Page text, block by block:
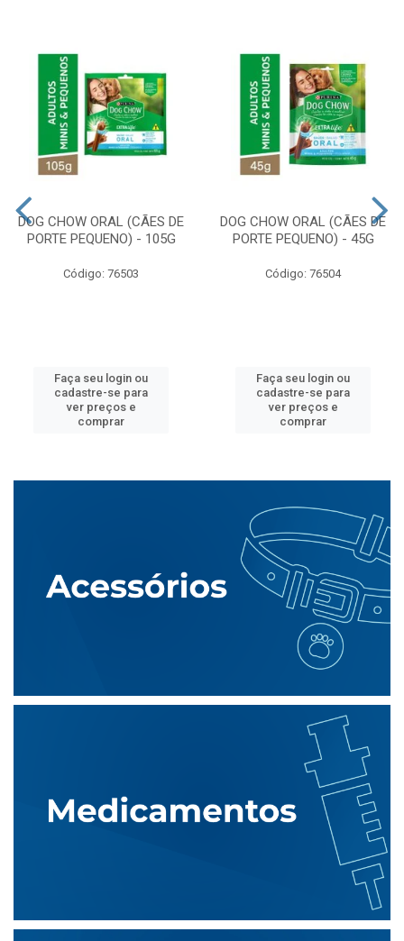
DOG CHOW ORAL (CÃES DE
PORTE PEQUENO) - 105G
Código: 76503
Faça seu login ou
cadastre-se para
ver preços e
comprar
DOG CHOW ORAL (CÃES DE
PORTE PEQUENO) - 45G
Código: 76504
Faça seu login ou
cadastre-se para
ver preços e
comprar